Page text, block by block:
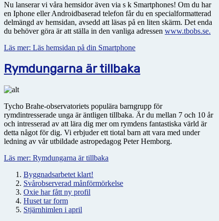
Nu lanserar vi våra hemsidor även via s k Smartphones! Om du har
en Iphone eller Androidbaserad telefon får du en specialformatterad
delmängd av hemsidan, avsedd att läsas på en liten skärm. Det enda
du behöver göra är att ställa in den vanliga adressen www.tbobs.se.
Läs mer: Läs hemsidan på din Smartphone
Rymdungarna är tillbaka
Tycho Brahe-observatoriets populära barngrupp för
rymdintresserade unga är äntligen tillbaka. Är du mellan 7 och 10 år
och intresserad av att lära dig mer om rymdens fantastiska värld är
detta något för dig. Vi erbjuder ett tiotal barn att vara med under
ledning av vår utbildade astropedagog Peter Hemborg.
Läs mer: Rymdungarna är tillbaka
Byggnadsarbetet klart!
Svårobserverad månförmörkelse
Oxie har fått ny profil
Huset tar form
Stjärnhimlen i april